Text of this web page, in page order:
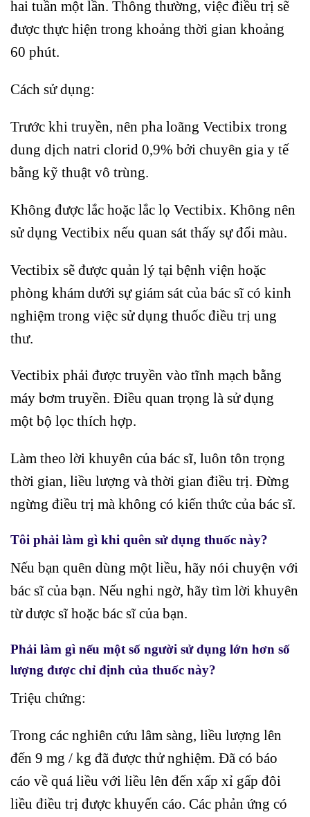
hai tuần một lần. Thông thường, việc điều trị sẽ
được thực hiện trong khoảng thời gian khoảng
60 phút.
Cách sử dụng:
Trước khi truyền, nên pha loãng Vectibix trong
dung dịch natri clorid 0,9% bởi chuyên gia y tế
bằng kỹ thuật vô trùng.
Không được lắc hoặc lắc lọ Vectibix. Không nên
sử dụng Vectibix nếu quan sát thấy sự đổi màu.
Vectibix sẽ được quản lý tại bệnh viện hoặc
phòng khám dưới sự giám sát của bác sĩ có kinh
nghiệm trong việc sử dụng thuốc điều trị ung
thư.
Vectibix phải được truyền vào tĩnh mạch bằng
máy bơm truyền. Điều quan trọng là sử dụng
một bộ lọc thích hợp.
Làm theo lời khuyên của bác sĩ, luôn tôn trọng
thời gian, liều lượng và thời gian điều trị. Đừng
ngừng điều trị mà không có kiến ​​thức của bác sĩ.
Tôi phải làm gì khi quên sử dụng thuốc này?
Nếu bạn quên dùng một liều, hãy nói chuyện với
bác sĩ của bạn. Nếu nghi ngờ, hãy tìm lời khuyên
từ dược sĩ hoặc bác sĩ của bạn.
Phải làm gì nếu một số người sử dụng lớn hơn số
lượng được chỉ định của thuốc này?
Triệu chứng:
Trong các nghiên cứu lâm sàng, liều lượng lên
đến 9 mg / kg đã được thử nghiệm. Đã có báo
cáo về quá liều với liều lên đến xấp xỉ gấp đôi
liều điều trị được khuyến cáo. Các phản ứng có